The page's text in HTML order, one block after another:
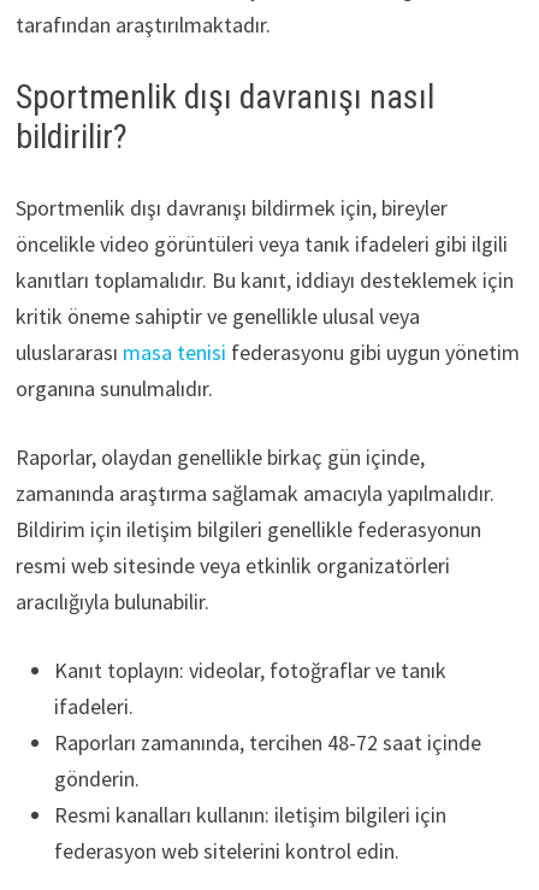
tarafından araştırılmaktadır.
Sportmenlik dışı davranışı nasıl
bildirilir?
Sportmenlik dışı davranışı bildirmek için, bireyler
öncelikle video görüntüleri veya tanık ifadeleri gibi ilgili
kanıtları toplamalıdır. Bu kanıt, iddiayı desteklemek için
kritik öneme sahiptir ve genellikle ulusal veya
uluslararası masa tenisi federasyonu gibi uygun yönetim
organına sunulmalıdır.
Raporlar, olaydan genellikle birkaç gün içinde,
zamanında araştırma sağlamak amacıyla yapılmalıdır.
Bildirim için iletişim bilgileri genellikle federasyonun
resmi web sitesinde veya etkinlik organizatörleri
aracılığıyla bulunabilir.
Kanıt toplayın: videolar, fotoğraflar ve tanık
ifadeleri.
Raporları zamanında, tercihen 48-72 saat içinde
gönderin.
Resmi kanalları kullanın: iletişim bilgileri için
federasyon web sitelerini kontrol edin.